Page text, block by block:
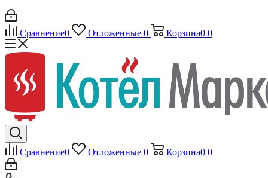
Сравнение0 Отложенные 0 Корзина0 0
Сравнение0 Отложенные 0 Корзина0 0